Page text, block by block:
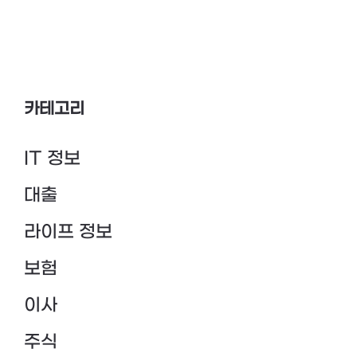
카테고리
IT 정보
대출
라이프 정보
보험
이사
주식